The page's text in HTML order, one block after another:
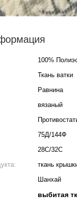
100%
Ткань ватки
Равнина
вязаный
75Д/144Ф
28С/32С
ткань
Шанхай
выбитая